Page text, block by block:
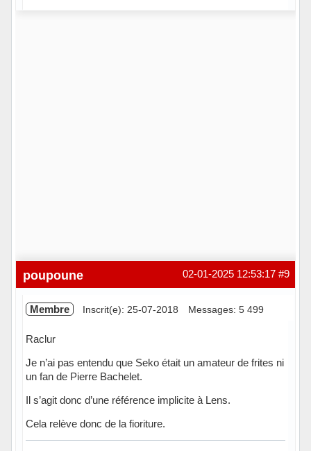
#9
02-01-2025 12:53:17
poupoune
Membre Inscrit(e): 25-07-2018 Messages: 5 499
Raclur
Je n’ai pas entendu que Seko était un amateur de frites ni
un fan de Pierre Bachelet.
Il s’agit donc d’une référence implicite à Lens.
Cela relève donc de la fioriture.